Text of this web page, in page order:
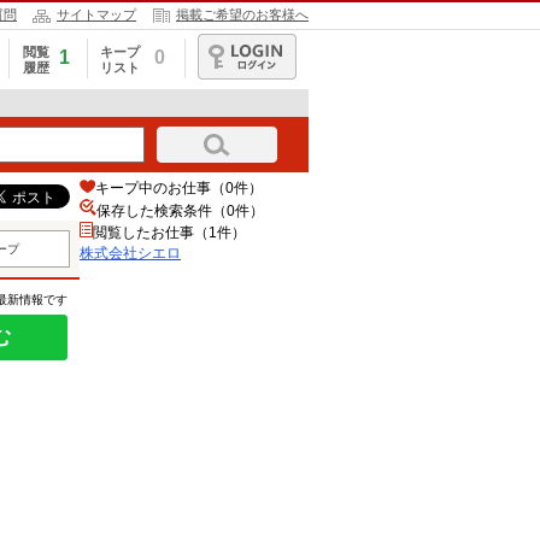
問 サイトマップ 掲載ご希望のお客様へ
閲覧
履歴
1
キープ
リスト
0
ログイン
プ
新情報です
キープ中のお仕事（0件）
保存した検索条件（0件）
閲覧したお仕事（1件）
株式会社シエロ